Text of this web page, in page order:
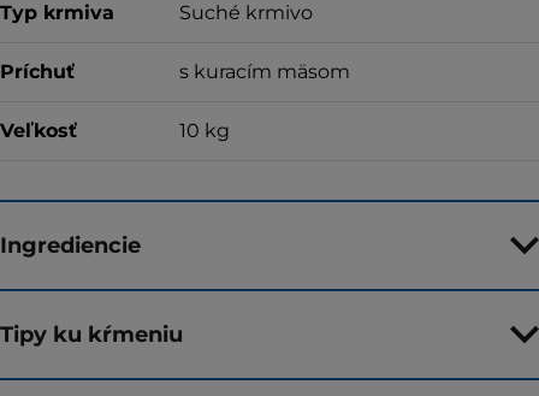
Typ krmiva Suché krmivo
Príchuť s kuracím mäsom
Veľkosť 10 kg
Ingrediencie
Tipy ku kŕmeniu